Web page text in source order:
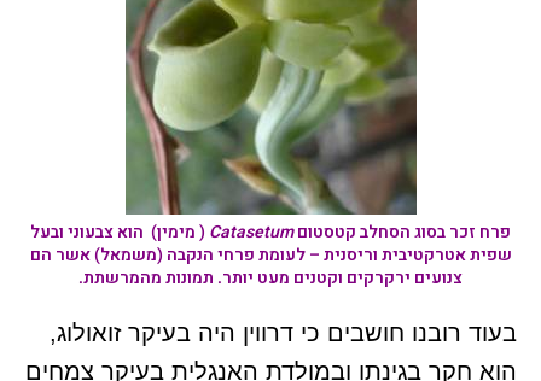
פרח זכר בסוג הסחלבקטסטוםCatasetum ( מימין) הוא צבעוני ובעל
שפית אטרקטיבית וריסנית – לעומת פרחי הנקבה (משמאל) אשר הם
צנועים ירקרקים וקטנים מעט יותר. תמונות מהמרשתת.
בעוד רובנו חושבים כי דרווין היה בעיקר זואולוג,
הוא חקר בגינתו ובמולדת האנגלית בעיקר צמחים